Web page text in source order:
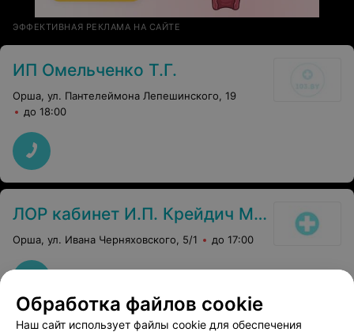
ЭФФЕКТИВНАЯ РЕКЛАМА НА САЙТЕ
ИП Омельченко Т.Г.
Орша, ул. Пантелеймона Лепешинского, 19
до 18:00
ЛОР кабинет И.П. Крейдич Марина Николаевна
Орша, ул. Ивана Черняховского, 5/1 до 17:00
Обработка файлов cookie
Наш сайт использует файлы cookie для обеспечения